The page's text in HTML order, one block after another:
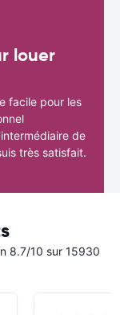
louer
facile pour les
de
très satisfait.
8.7/10 sur 15930